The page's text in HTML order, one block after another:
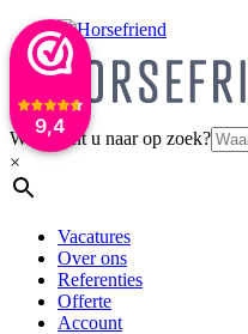
9,4
Waar bent u naar op zoek?
×
Vacatures
Over ons
Referenties
Offerte
Account